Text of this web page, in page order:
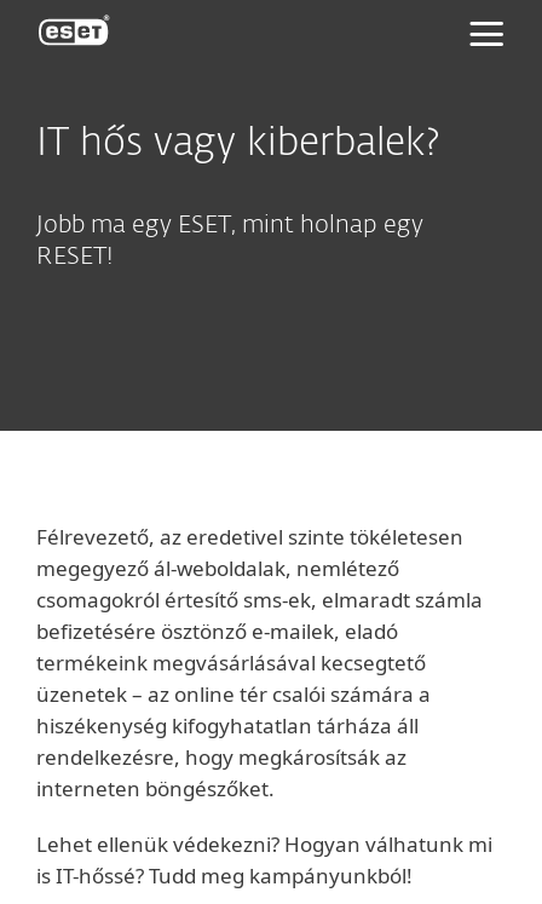
IT hős vagy kiberbalek?
Jobb ma egy ESET, mint holnap egy
RESET!
Félrevezető, az eredetivel szinte tökéletesen
megegyező ál-weboldalak, nemlétező
csomagokról értesítő sms-ek, elmaradt számla
befizetésére ösztönző e-mailek, eladó
termékeink megvásárlásával kecsegtető
üzenetek – az online tér csalói számára a
hiszékenység kifogyhatatlan tárháza áll
rendelkezésre, hogy megkárosítsák az
interneten böngészőket.
Lehet ellenük védekezni? Hogyan válhatunk mi
is IT-hőssé? Tudd meg kampányunkból!
ESET